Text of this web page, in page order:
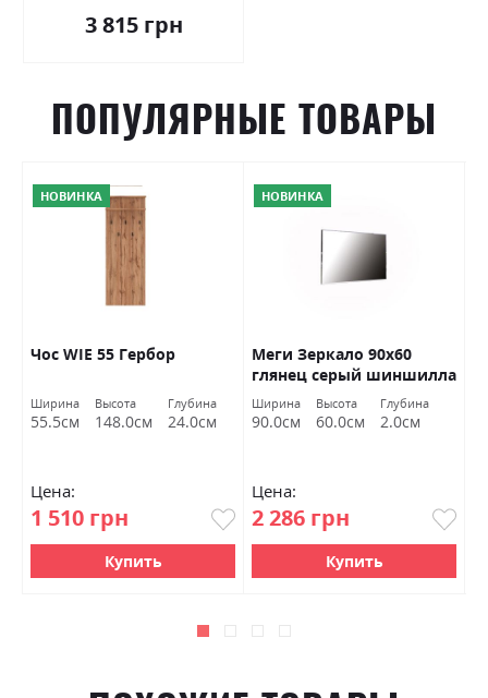
3 815 грн
ПОПУЛЯРНЫЕ ТОВАРЫ
НОВИНКА
Чос WIE 55 Гербор
Ширина
55.5см
Высота
148.0см
Глубина
24.0см
Цена:
1 510 грн
Купить
НОВИНКА
Меги Зеркало 90х60
глянец серый шиншилла
Миромарк
Ширина
90.0см
Высота
60.0см
Глубина
2.0см
Цена:
2 286 грн
Купить